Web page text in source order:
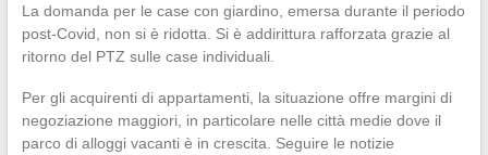
La domanda per le case con giardino, emersa durante il periodo
post-Covid, non si è ridotta. Si è addirittura rafforzata grazie al
ritorno del PTZ sulle case individuali.
Per gli acquirenti di appartamenti, la situazione offre margini di
negoziazione maggiori, in particolare nelle città medie dove il
parco di alloggi vacanti è in crescita. Seguire le notizie